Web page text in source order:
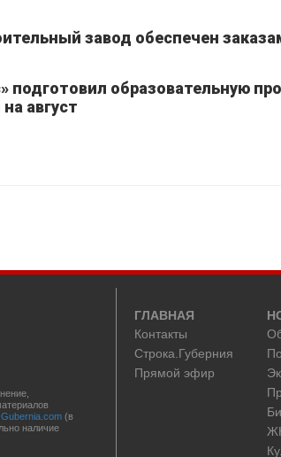
завод обеспечен
подготовил образовательную
август
Gubernia.com (в
наличие
ГЛАВНАЯ
Контакты
Строка.Губерния
Прямой эфир